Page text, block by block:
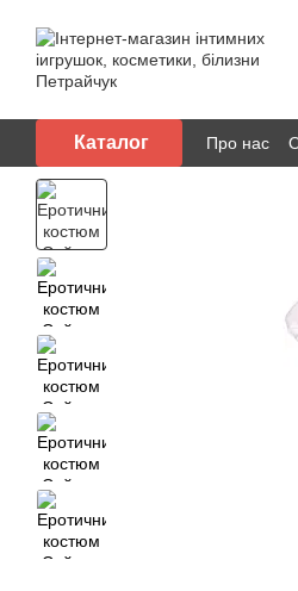
Каталог Про нас